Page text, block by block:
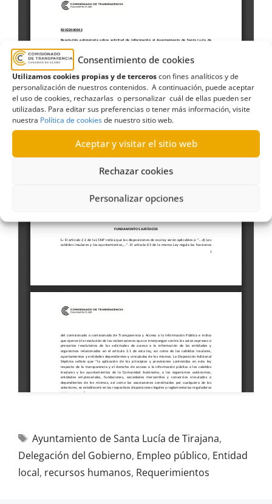
Consentimiento de cookies
Utilizamos cookies propias y de terceroscon fines analíticos y de
personalización de nuestros contenidos. A continuación, puede aceptar
el uso de cookies, rechazarlas o personalizar cuál de ellas pueden ser
utilizadas. Para editar sus preferencias o tener más información, visite
nuestra Política de cookiesde nuestro sitio web.
Aceptar y visitar el sitio web
Rechazar cookies
Personalizar opciones
Ayuntamiento de Santa Lucía de Tirajana,
Delegación del Gobierno, Empleo público, Entidad
local, recursos humanos, Requerimientos